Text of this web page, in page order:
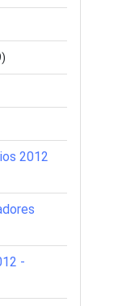
2012
-